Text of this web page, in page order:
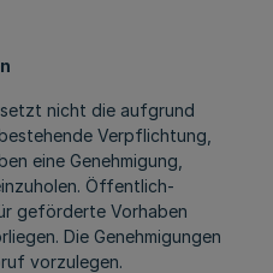
nicht die aufgrund
Verpflichtung,
eine Genehmigung,
Öffentlich-
geförderte Vorhaben
Die Genehmigungen
vorzulegen.